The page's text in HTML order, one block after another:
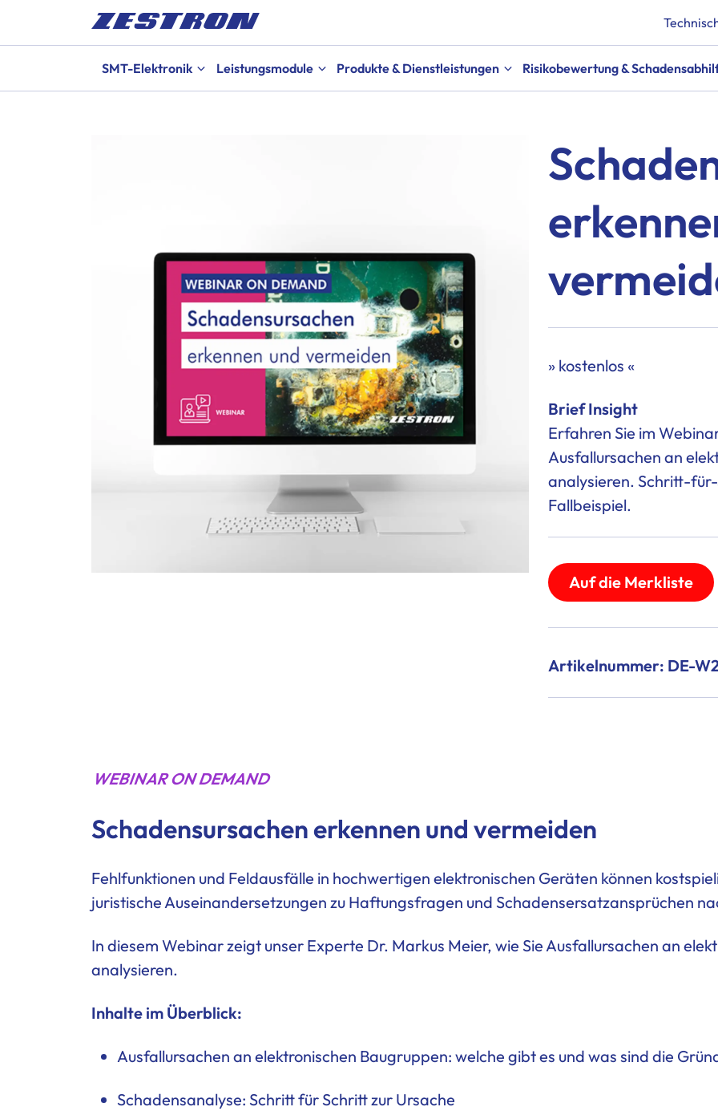
SMT-Elektronik Leistungsmodule Produkte & Dienstleistungen Risikobewertung &
» kostenlos «
Brief Insight
Erfahren Sie im
Ausfallursachen an
analysieren. Schritt-
Fallbeispiel.
Auf die Merkliste
Artikelnummer: DE-
WEBINAR ON DEMAND
Schadensursachen erkennen und vermeiden
Fehlfunktionen und Feldausfälle in hochwertigen elektronischen Geräten können
juristische Auseinandersetzungen zu Haftungsfragen und Schadensersatzansprüchen
In diesem Webinar zeigt unser Experte Dr. Markus Meier, wie Sie Ausfallursachen an
analysieren.
Inhalte im Überblick:
Ausfallursachen an elektronischen Baugruppen: welche gibt es und was sind die
Schadensanalyse: Schritt für Schritt zur Ursache